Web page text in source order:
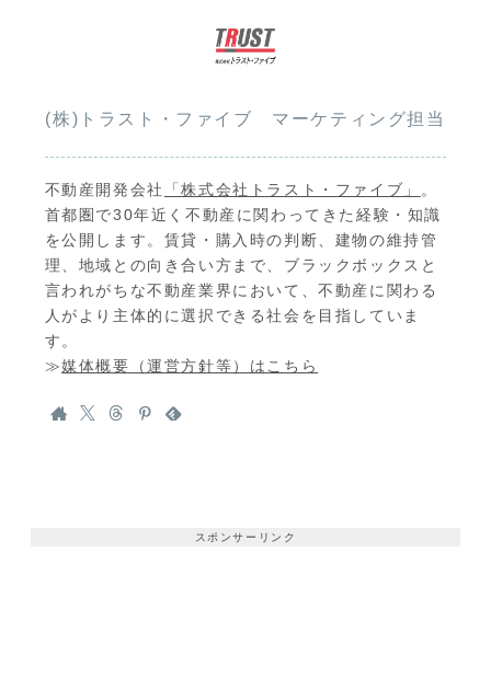
(株)トラスト・ファイブ マーケティング担当
不動産開発会社 「株式会社トラスト・ファイブ」
。
首都圏で30年近く不動産に関わってきた経験・知識
を公開します。賃貸・購入時の判断、建物の維持管
理、地域との向き合い方まで、ブラックボックスと
言われがちな不動産業界において、不動産に関わる
人がより主体的に選択できる社会を目指していま
す。
≫媒体概要（運営方針等）はこちら
スポンサーリンク